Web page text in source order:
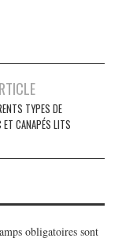
TYPES DE
ET CANAPÉS LITS
obligatoires sont